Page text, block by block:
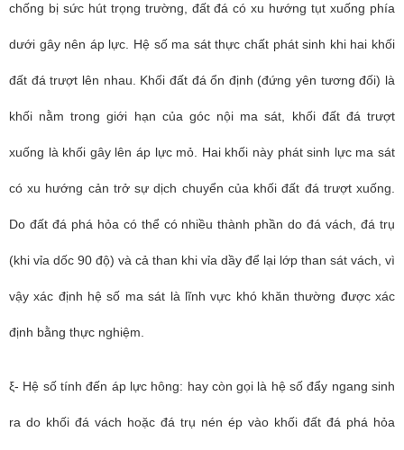
chống bị sức hút trọng trường, đất đá có xu hướng tụt xuống phía
dưới gây nên áp lực. Hệ số ma sát thực chất phát sinh khi hai khối
đất đá trượt lên nhau. Khối đất đá ổn định (đứng yên tương đối) là
khối nằm trong giới hạn của góc nội ma sát, khối đất đá trượt
xuống là khối gây lên áp lực mỏ. Hai khối này phát sinh lực ma sát
có xu hướng cản trở sự dịch chuyển của khối đất đá trượt xuống.
Do đất đá phá hỏa có thể có nhiều thành phần do đá vách, đá trụ
(khi vỉa dốc 90 độ) và cả than khi vỉa dầy để lại lớp than sát vách, vì
vậy xác định hệ số ma sát là lĩnh vực khó khăn thường được xác
định bằng thực nghiệm.
ξ- Hệ số tính đến áp lực hông: hay còn gọi là hệ số đẩy ngang sinh
ra do khối đá vách hoặc đá trụ nén ép vào khối đất đá phá hỏa